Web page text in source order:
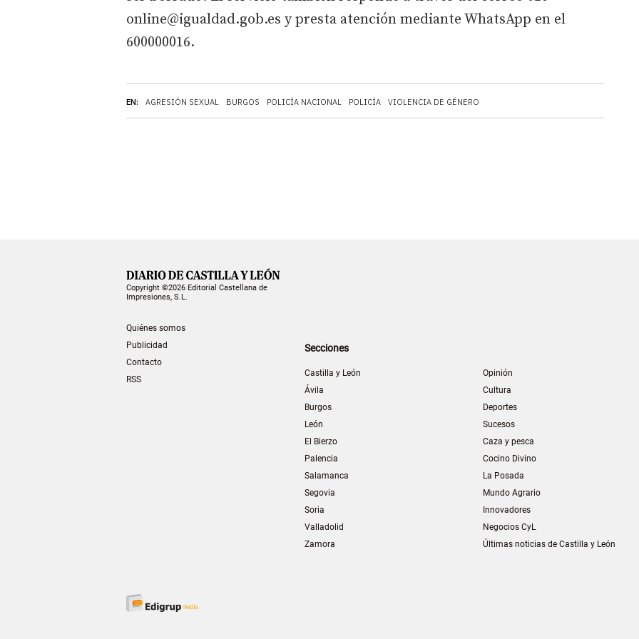
EN: AGRESIÓN SEXUAL BURGOS POLICÍA NACIONAL POLICÍA VIOLENCIA DE GÉNERO
online@igualdad.gob.es y presta atención mediante WhatsApp en el
600000016.
Copyright ©2026 Editorial Castellana de
Impresiones, S.L.
Quiénes somos
Publicidad
Contacto
RSS
Secciones
Castilla y León
Ávila
Burgos
León
El Bierzo
Palencia
Salamanca
Segovia
Soria
Valladolid
Zamora
Opinión
Cultura
Deportes
Sucesos
Caza y pesca
Cocino Divino
La Posada
Mundo Agrario
Innovadores
Negocios CyL
Últimas noticias de Castilla y León